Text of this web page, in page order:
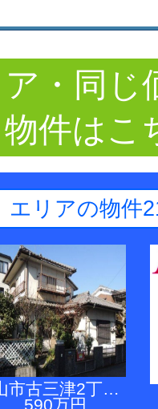
・同じ
件はこ
エリアの物件
市古三津2丁…
590万円